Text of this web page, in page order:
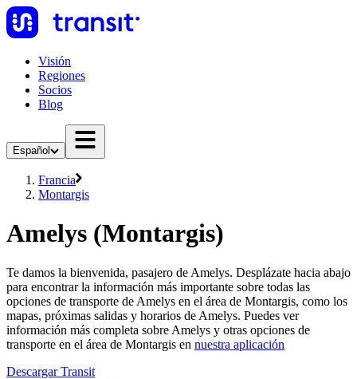
Visión
Regiones
Socios
Blog
Español
Francia
Montargis
Amelys (Montargis)
Te damos la bienvenida, pasajero de Amelys. Desplázate hacia abajo
para encontrar la información más importante sobre todas las
opciones de transporte de Amelys en el área de Montargis, como los
mapas, próximas salidas y horarios de Amelys. Puedes ver
información más completa sobre Amelys y otras opciones de
transporte en el área de Montargis en nuestra aplicación
Descargar Transit